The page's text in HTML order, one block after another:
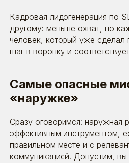
Кадровая лидогенерация по
другому: меньше охват, но
человек, который уже сделал
шаг в воронку и
Самые опасные
«наружке»
Сразу оговоримся: наружная
эффективным инструментом,
правильном месте и с
коммуникацией. Допустим, вы